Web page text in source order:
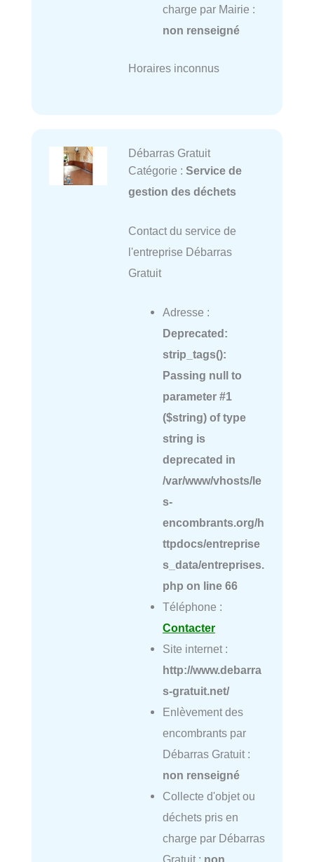
charge par Mairie :
non renseigné
Horaires inconnus
Débarras Gratuit
Catégorie : Service de
gestion des déchets
Contact du service de
l'entreprise Débarras
Gratuit
Adresse :
Deprecated:
strip_tags():
Passing null to
parameter #1
($string) of type
string is
deprecated in
/var/www/vhosts/le
s-
encombrants.org/h
ttpdocs/entreprise
s_data/entreprises.
php on line 66
Téléphone :
Contacter
Site internet :
http://www.debarra
s-gratuit.net/
Enlèvement des
encombrants par
Débarras Gratuit :
non renseigné
Collecte d'objet ou
déchets pris en
charge par Débarras
Gratuit : non